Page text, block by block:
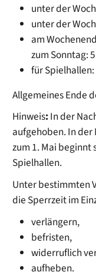
unter der
unter der
am
zum Sonntag:
für
Allgemeines Ende
Hinweis: In der
aufgehoben. In
zum 1. Mai beginnt
Spielhallen.
Unter bestimmten
die Sperrzeit im
verlängern,
befristen,
widerruflich
aufheben.